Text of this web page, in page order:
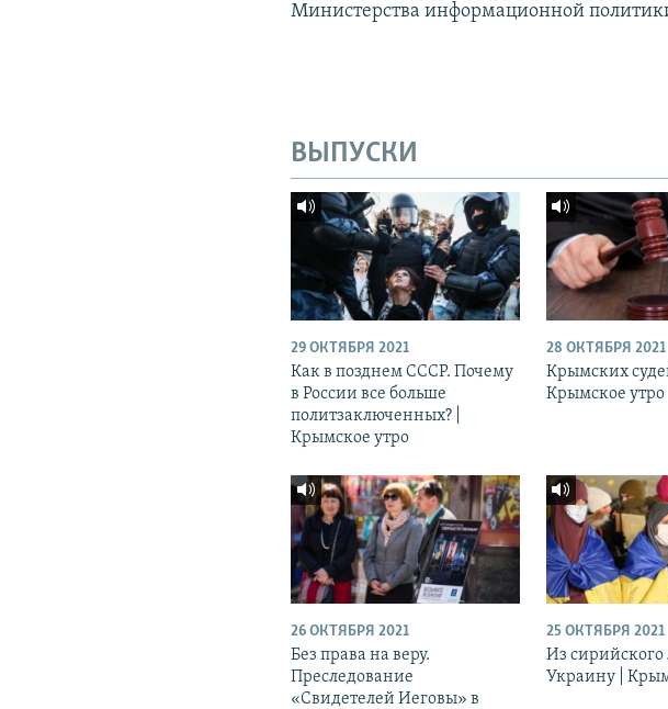
Министерства информационной
ВЫПУСКИ
29 ОКТЯБРЯ 2021
Как в позднем СССР. Почему
в России все больше
политзаключенных? |
Крымское утро
28 ОКТЯБРЯ 2021
Крымских
Крымское утро
26 ОКТЯБРЯ 2021
Без права на веру.
Преследование
«Свидетелей Иеговы» в
25 ОКТЯБРЯ 2021
Из сирийского
Украину |